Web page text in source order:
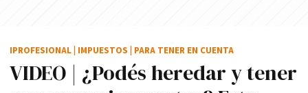
VIDEO | ¿Podés heredar y tener
IPROFESIONAL IMPUESTOS PARA TENER EN CUENTA